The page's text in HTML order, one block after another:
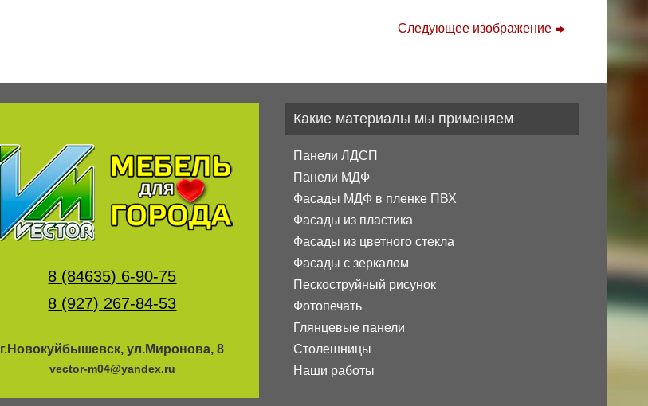
Следующее изображение
8 (84635) 6-90-75
8 (927) 267-84-53
г.Новокуйбышевск, ул.Миронова, 8
vector-m04@yandex.ru
Какие материалы мы применяем
Панели ЛДСП
Панели МДФ
Фасады МДФ в пленке ПВХ
Фасады из пластика
Фасады из цветного стекла
Фасады с зеркалом
Пескоструйный рисунок
Фотопечать
Глянцевые панели
Столешницы
Наши работы